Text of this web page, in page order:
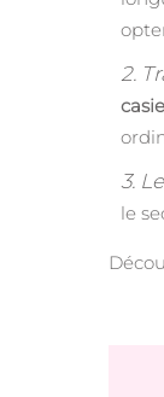
2.
3. Le
le